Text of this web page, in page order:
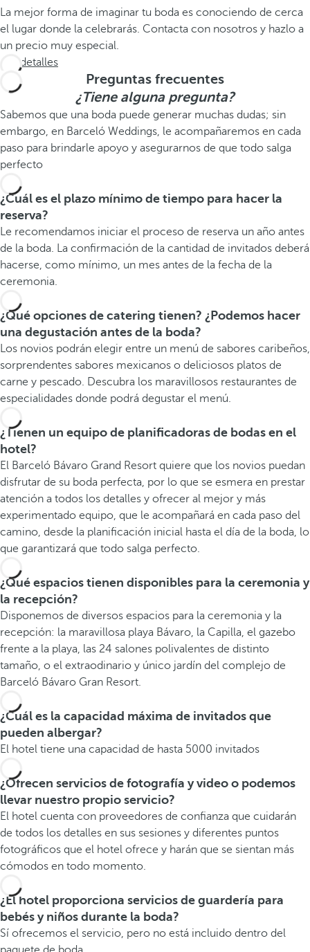
La mejor forma de imaginar tu boda es conociendo de cerca
el lugar donde la celebrarás. Contacta con nosotros y hazlo a
un precio muy especial.
Ver detalles
Preguntas frecuentes
¿Tiene alguna pregunta?
Sabemos que una boda puede generar muchas dudas; sin
embargo, en Barceló Weddings, le acompañaremos en cada
paso para brindarle apoyo y asegurarnos de que todo salga
perfecto
¿Cuál es el plazo mínimo de tiempo para hacer la
reserva?
Le recomendamos iniciar el proceso de reserva un año antes
de la boda. La confirmación de la cantidad de invitados deberá
hacerse, como mínimo, un mes antes de la fecha de la
ceremonia.
¿Qué opciones de catering tienen? ¿Podemos hacer
una degustación antes de la boda?
Los novios podrán elegir entre un menú de sabores caribeños,
sorprendentes sabores mexicanos o deliciosos platos de
carne y pescado. Descubra los maravillosos restaurantes de
especialidades donde podrá degustar el menú.
¿Tienen un equipo de planificadoras de bodas en el
hotel?
El Barceló Bávaro Grand Resort quiere que los novios puedan
disfrutar de su boda perfecta, por lo que se esmera en prestar
atención a todos los detalles y ofrecer al mejor y más
experimentado equipo, que le acompañará en cada paso del
camino, desde la planificación inicial hasta el día de la boda, lo
que garantizará que todo salga perfecto.
¿Qué espacios tienen disponibles para la ceremonia y
la recepción?
Disponemos de diversos espacios para la ceremonia y la
recepción: la maravillosa playa Bávaro, la Capilla, el gazebo
frente a la playa, las 24 salones polivalentes de distinto
tamaño, o el extraodinario y único jardín del complejo de
Barceló Bávaro Gran Resort.
¿Cuál es la capacidad máxima de invitados que
pueden albergar?
El hotel tiene una capacidad de hasta 5000 invitados
¿Ofrecen servicios de fotografía y video o podemos
llevar nuestro propio servicio?
El hotel cuenta con proveedores de confianza que cuidarán
de todos los detalles en sus sesiones y diferentes puntos
fotográficos que el hotel ofrece y harán que se sientan más
cómodos en todo momento.
¿El hotel proporciona servicios de guardería para
bebés y niños durante la boda?
Sí ofrecemos el servicio, pero no está incluido dentro del